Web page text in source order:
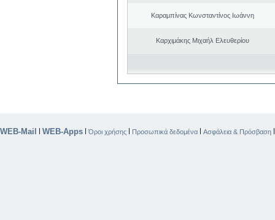
Καραμπίνας Κωνσταντίνος Ιωάννη
Καρχιμάκης Μιχαήλ Ελευθερίου
WEB-Mail | WEB-Apps |Όροι χρήσης | Προσωπικά δεδομένα | Ασφάλεια & Πρόσβαση